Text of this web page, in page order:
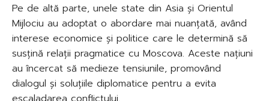
Pe de altă parte, unele state din Asia și Orientul
Mijlociu au adoptat o abordare mai nuanțată, având
interese economice și politice care le determină să
susțină relații pragmatice cu Moscova. Aceste națiuni
au încercat să medieze tensiunile, promovând
dialogul și soluțiile diplomatice pentru a evita